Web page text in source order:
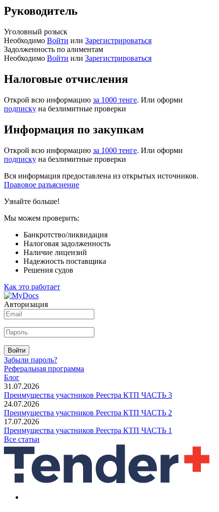
Руководитель
Уголовный розыск
Необходимо Войти или Зарегистрироваться
Задолженность по алиментам
Необходимо Войти или Зарегистрироваться
Налоговые отчисления
Открой всю информацию за 1000 тенге. Или оформи
подписку на безлимитные проверки
Информация по закупкам
Открой всю информацию за 1000 тенге. Или оформи
подписку на безлимитные проверки
Вся информация предоставлена из открытых источников.
Правовое разъяснение
Узнайте больше!
Мы можем проверить:
Банкротство/ликвидация
Налоговая задолженность
Наличие лицензий
Надежность поставщика
Решения судов
Как это работает
Авторизация
Войти
Забыли пароль?
Реферальная программа
Блог
31.07.2026
Преимущества участников Реестра КТП ЧАСТЬ 3
24.07.2026
Преимущества участников Реестра КТП ЧАСТЬ 2
17.07.2026
Преимущества участников Реестра КТП ЧАСТЬ 1
Все статьи